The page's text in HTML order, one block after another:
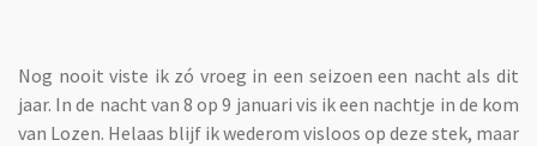
Nog nooit viste ik zó vroeg in een seizoen een nacht als dit
jaar. In de nacht van 8 op 9 januari vis ik een nachtje in de kom
van Lozen. Helaas blijf ik wederom visloos op deze stek, maar